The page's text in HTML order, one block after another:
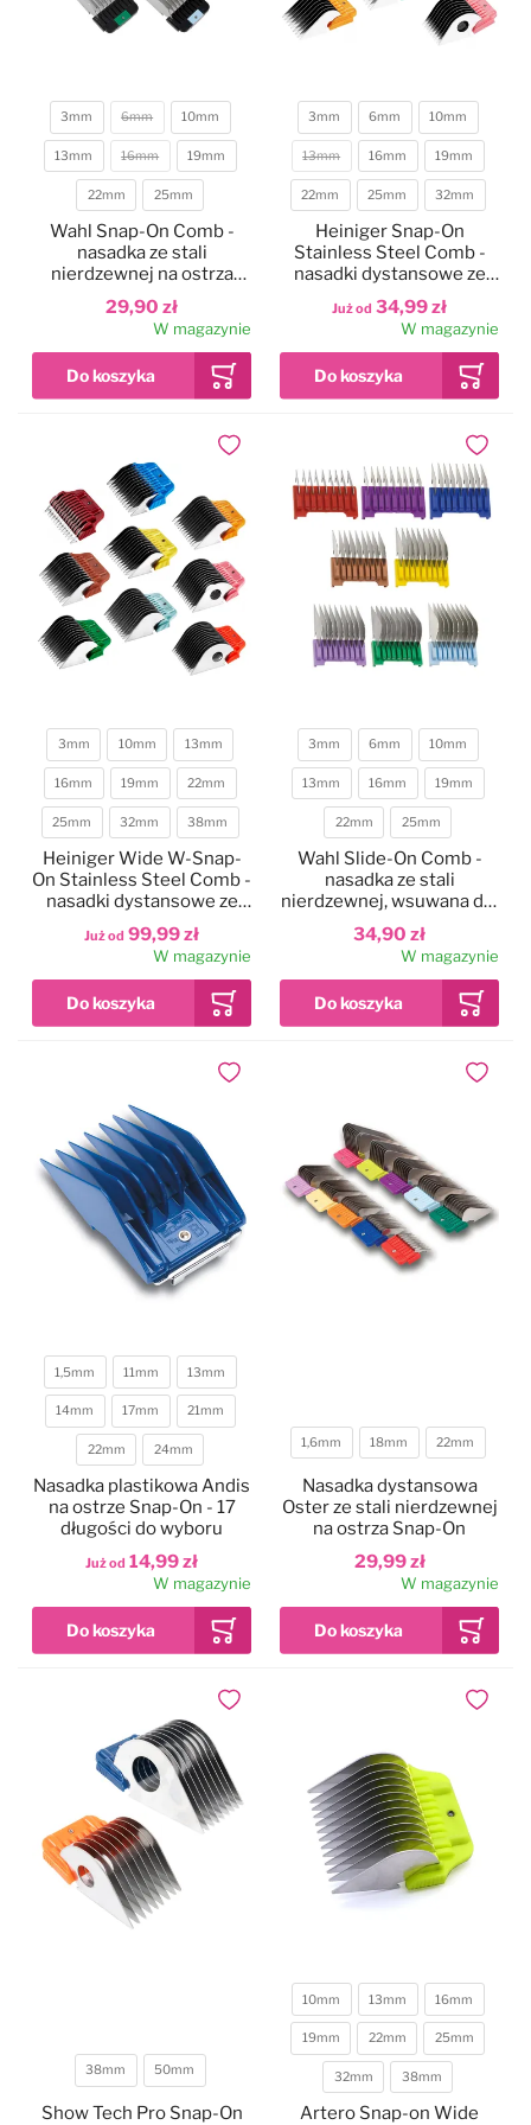
Długość
3mm 6mm 10mm
13mm 16mm 19mm
22mm 25mm
29,90 zł
Wahl Snap-On Comb -
nasadka ze stali
nierdzewnej na ostrza
Snap-On
W magazynie
Długość
3mm 6mm 10mm
13mm 16mm 19mm
22mm 25mm 32mm
Już od 34,99 zł
Heiniger Snap-On
Stainless Steel Comb -
nasadki dystansowe ze
stali nierdzewnej do
ostrzy Snap-On
W magazynie
Długość
3mm 10mm 13mm
16mm 19mm 22mm
25mm 32mm 38mm
Już od 99,99 zł
Heiniger Wide W-Snap-
On Stainless Steel Comb -
nasadki dystansowe ze
stali nierdzewnej do
szerokich ostrzy Snap-On
W magazynie
Dodaj do ulubionych
Długość
3mm 6mm 10mm
13mm 16mm 19mm
22mm 25mm
34,90 zł
Wahl Slide-On Comb -
nasadka ze stali
nierdzewnej, wsuwana dla
Moser Rex, 1400, itp.
W magazynie
Dodaj
Długość
1,5mm 11mm 13mm
14mm 17mm 21mm
22mm 24mm
Już od 14,99 zł
Nasadka plastikowa Andis
na ostrze Snap-On - 17
długości do wyboru
W magazynie
Dodaj do ulubionych
Długość
1,6mm 18mm 22mm
29,99 zł
Nasadka dystansowa
Oster ze stali nierdzewnej
na ostrza Snap-On
W magazynie
Dodaj
Długość
38mm 50mm
Show Tech Pro Snap-On
Dodaj do ulubionych
Długość
10mm 13mm 16mm
19mm 22mm 25mm
32mm 38mm
Artero Snap-on Wide
Dodaj